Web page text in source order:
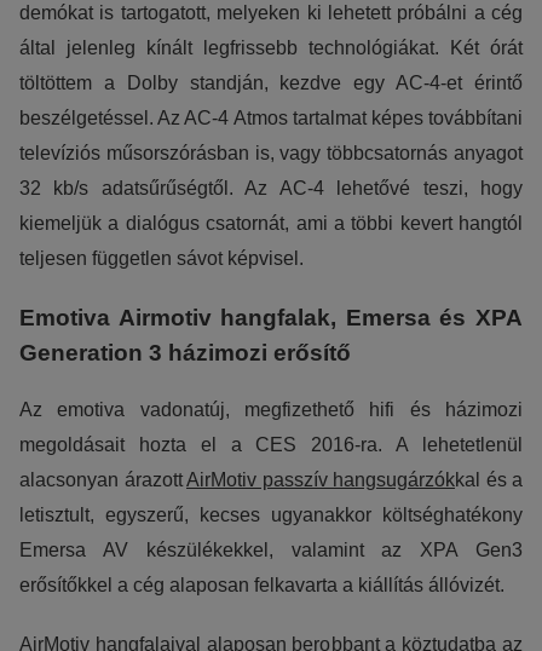
demókat is tartogatott, melyeken ki lehetett próbálni a cég
által jelenleg kínált legfrissebb technológiákat. Két órát
töltöttem a Dolby standján, kezdve egy AC-4-et érintő
beszélgetéssel. Az AC-4 Atmos tartalmat képes továbbítani
televíziós műsorszórásban is, vagy többcsatornás anyagot
32 kb/s adatsűrűségtől. Az AC-4 lehetővé teszi, hogy
kiemeljük a dialógus csatornát, ami a többi kevert hangtól
teljesen független sávot képvisel.
Emotiva Airmotiv hangfalak, Emersa és XPA
Generation 3 házimozi erősítő
Az emotiva vadonatúj, megfizethető hifi és házimozi
megoldásait hozta el a CES 2016-ra. A lehetetlenül
alacsonyan árazottAirMotiv passzív hangsugárzókkal és a
letisztult, egyszerű, kecses ugyanakkor költséghatékony
Emersa AV készülékekkel, valamint az XPA Gen3
erősítőkkel a cég alaposan felkavarta a kiállítás állóvizét.
AirMotiv hangfalaival alaposan berobbant a köztudatba az